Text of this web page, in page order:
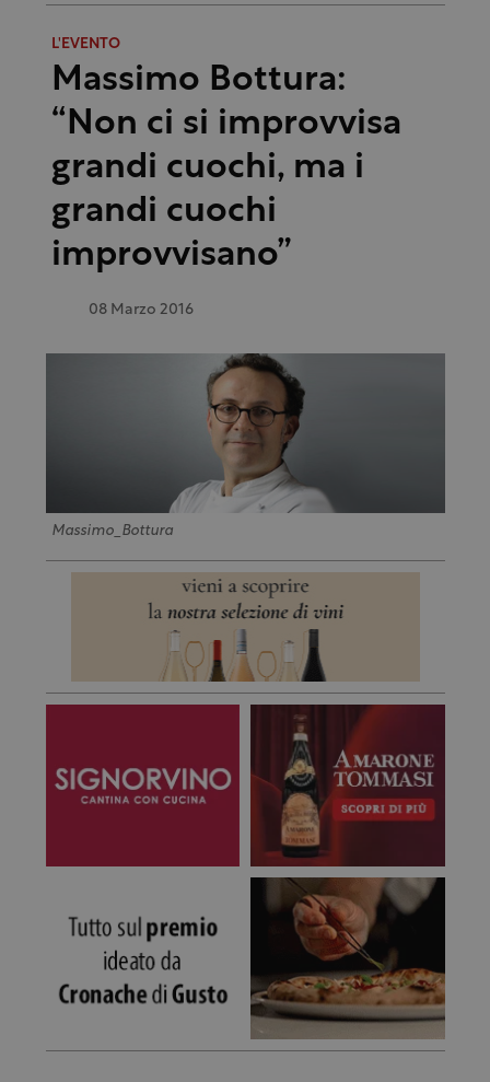
L'EVENTO
Massimo Bottura:
“Non ci si improvvisa
grandi cuochi, ma i
grandi cuochi
improvvisano”
08 Marzo 2016
Massimo_Bottura